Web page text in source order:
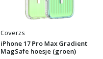
Coverzs
iPhone 17 Pro Max Gradient
MagSafe hoesje (groen)